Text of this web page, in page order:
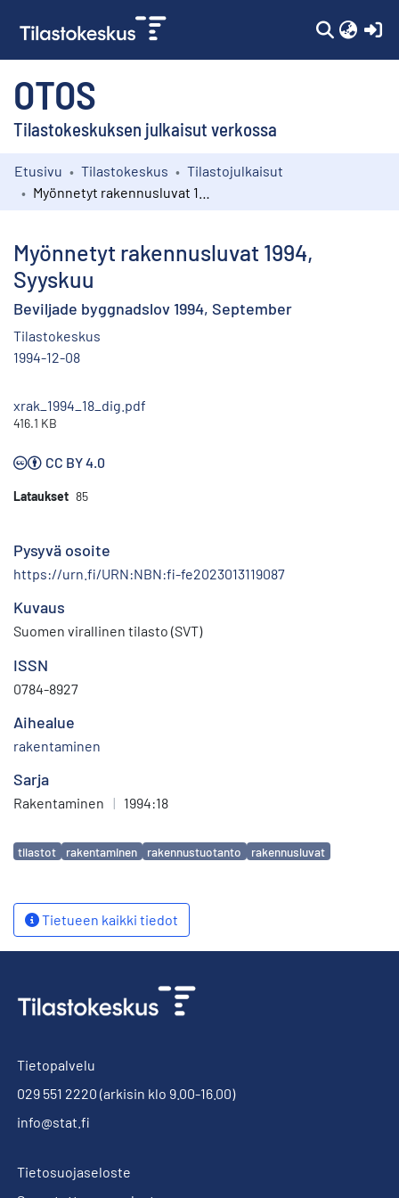
OTOS
Tilastokeskuksen julkaisut verkossa
Kokoelmat
Etusivu Tilastokeskus
Tilastojulkaisut
Myönnetyt rakennusluvat 1994,
Syyskuu
Beviljade byggnadslov 1994, September
Tilastokeskus
1994-12-08
xrak_1994_18_dig.pdf
416.1 KB
CC BY 4.0
Lataukset 85
Pysyvä osoite
https://urn.fi/URN:NBN:fi-fe2023013119087
Kuvaus
Suomen virallinen tilasto (SVT)
ISSN
0784-8927
Aihealue
rakentaminen
Sarja
Rakentaminen | 1994:18
Avainsanat
tilastot rakentaminen rakennustuotanto rakennusluvat
Tietueen kaikki tiedot
Tietopalvelu
029 551 2220 (arkisin klo 9.00-16.00)
info@stat.fi
Tietosuojaseloste